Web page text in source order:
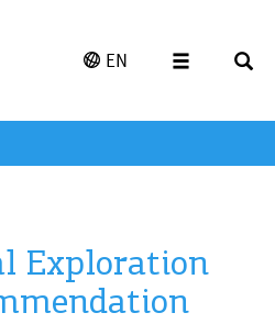
EN
Exploration